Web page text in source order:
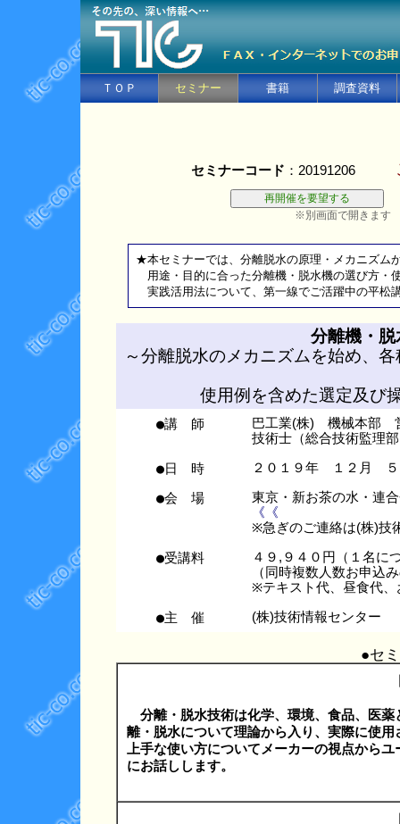
ＴＯＰ セミナー 書籍 調査資料
セミナーコード ：20191206
※別画面で開きます
★本セミナーでは、分離脱水の原理・メカニズム
用途・目的に合った分離機・脱水機の選び方・
実践活用法について、第一線でご活躍中の平松
分離機・
～分離脱水のメカニズムを始め、
使用例を含めた選定及び
●講 師
巴工業(株) 機械本部
技術士（総合技術監理
●日 時 ２０１９年 １２月 ５
●会 場
東京・新お茶の水・
《《
※急ぎのご連絡は(株)技
●受講料
４９,９４０円（１名に
（同時複数人数お申込
※テキスト代、昼食代
●主 催 (株)技術情報センター
●セ
分離・脱水技術は化学、環境、食品、医
離・脱水について理論から入り、実際に使
上手な使い方についてメーカーの視点から
にお話しします。